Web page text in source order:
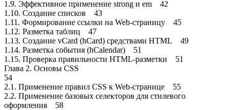
1.9. Эффективное применение strong и em 42
1.10. Создание списков 43
1.11. Формирование ссылки на Web-страницу 45
1.12. Разметка таблиц 47
1.13. Создание vCard (hCard) средствами HTML 49
1.14. Разметка события (hCalendar) 51
1.15. Проверка правильности HTML-разметки 51
Глава 2. Основы CSS
54
2.1. Применение правил CSS к Web-странице 55
2.2. Применение базовых селекторов для стилевого
оформления 58